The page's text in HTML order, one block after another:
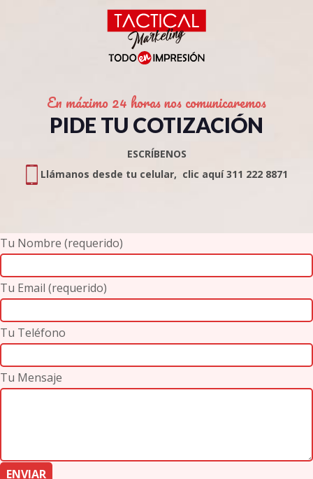
En máximo 24 horas nos comunicaremos
PIDE TU COTIZACIÓN
ESCRÍBENOS
Llámanos desde tu celular, clic aquí 311 222 8871
Tu Nombre (requerido)
Tu Email (requerido)
Tu Teléfono
Tu Mensaje